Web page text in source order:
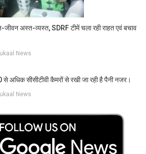
जीवन अस्त-व्यस्त, SDRF टीमें चला रही राहत एवं बचाव
News
से अधिक सीसीटीवी कैमरों से रखी जा रही है पैनी नजर।
News